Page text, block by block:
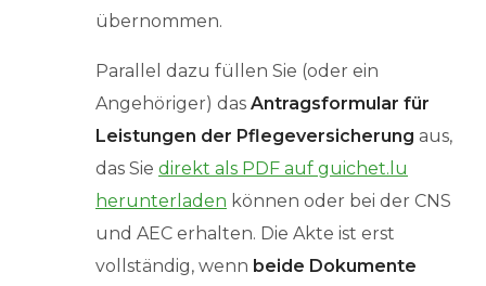
übernommen.
Parallel dazu füllen Sie (oder ein
Angehöriger) das Antragsformular für
Leistungen der Pflegeversicherung aus,
das Sie direkt als PDF auf guichet.lu
herunterladen können oder bei der CNS
und AEC erhalten. Die Akte ist erst
vollständig, wenn beide Dokumente